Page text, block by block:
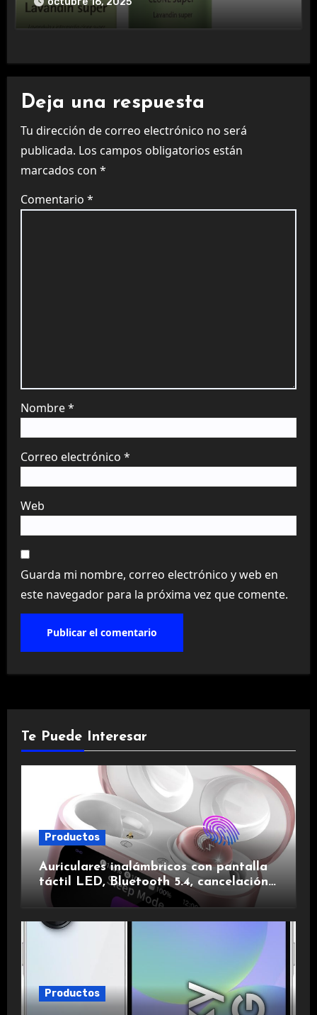
Deja una respuesta
Tu dirección de correo electrónico no será
publicada. Los campos obligatorios están
marcados con *
Comentario *
Nombre*
Correo electrónico *
Web
Guarda mi nombre, correo electrónico y web en
este navegador para la próxima vez que comente.
Te Puede Interesar
Productos
Auriculares inalámbricos con pantalla
táctil LED, Bluetooth 5.4, cancelación
de ruido, impermeables y de larga
Productos